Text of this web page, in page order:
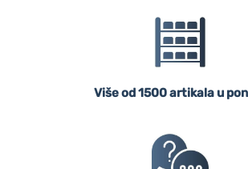
Više od 1500 artikala u